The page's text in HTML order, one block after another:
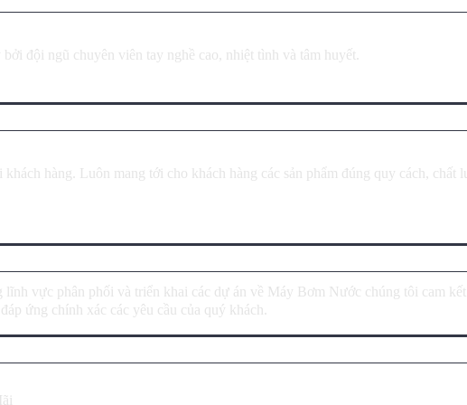
đội ngũ chuyên viên tay nghề cao, nhiệt tình và tâm huyết.
hàng. Luôn mang tới cho khách hàng các sản phẩm đúng quy cách, chất
lĩnh vực phân phối và triển khai các dự án về Máy Bơm Nước chúng tôi cam
ứng chính xác các yêu cầu của quý khách.